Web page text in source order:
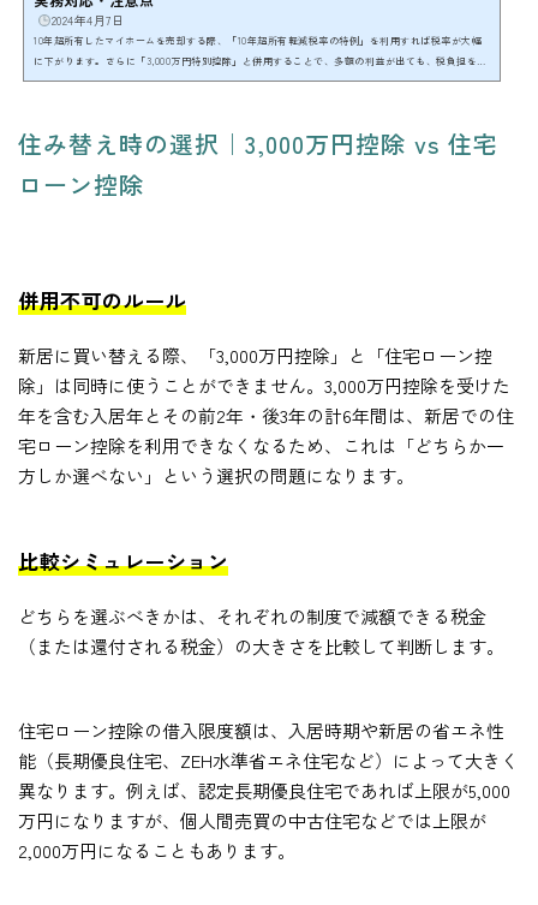
2024年4月7日
10年超所有したマイホームを売却する際、「10年超所有軽減税率の特例」を利用すれば税率が大幅
に下がります。さらに「3,000万円特別控除」と併用することで、多額の利益が出ても、税負担を大
きく軽減できます。ただし、所有期間や、住宅ローン控除との選択、2025年以降の申告ルールの変
間100件の実績初回無料相談 ／ LINE ／ 03-5357-1539≫ ...
住み替え時の選択｜3,000万円控除 vs 住宅
ローン控除
併用不可のルール
新居に買い替える際、「3,000万円控除」と「住宅ローン控
除」は同時に使うことができません。3,000万円控除を受けた
年を含む入居年とその前2年・後3年の計6年間は、新居での住
宅ローン控除を利用できなくなるため、これは「どちらか一
方しか選べない」という選択の問題になります。
比較シミュレーション
どちらを選ぶべきかは、それぞれの制度で減額できる税金
（または還付される税金）の大きさを比較して判断します。
住宅ローン控除の借入限度額は、入居時期や新居の省エネ性
能（長期優良住宅、ZEH水準省エネ住宅など）によって大きく
異なります。例えば、認定長期優良住宅であれば上限が5,000
万円になりますが、個人間売買の中古住宅などでは上限が
2,000万円になることもあります。